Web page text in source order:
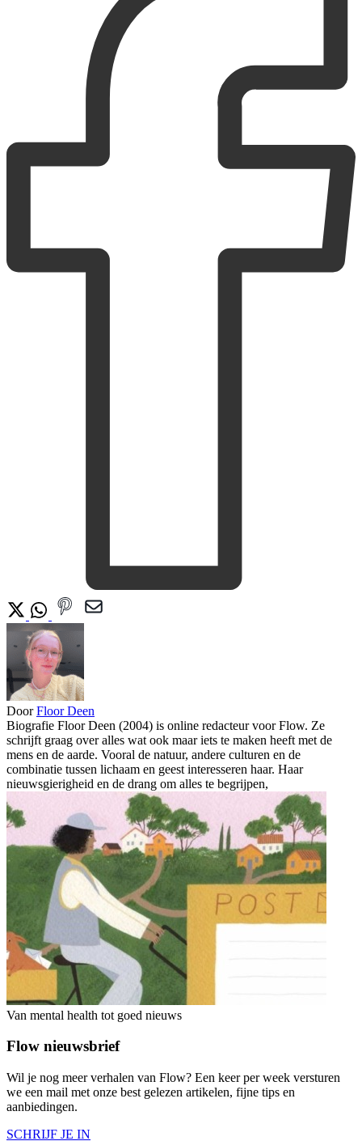
Door Floor Deen
Biografie Floor Deen (2004) is online redacteur voor Flow. Ze
schrijft graag over alles wat ook maar iets te maken heeft met de
mens en de aarde. Vooral de natuur, andere culturen en de
combinatie tussen lichaam en geest interesseren haar. Haar
nieuwsgierigheid en de drang om alles te begrijpen,
Van mental health tot goed nieuws
Flow nieuwsbrief
Wil je nog meer verhalen van Flow? Een keer per week versturen
we een mail met onze best gelezen artikelen, fijne tips en
aanbiedingen.
SCHRIJF JE IN